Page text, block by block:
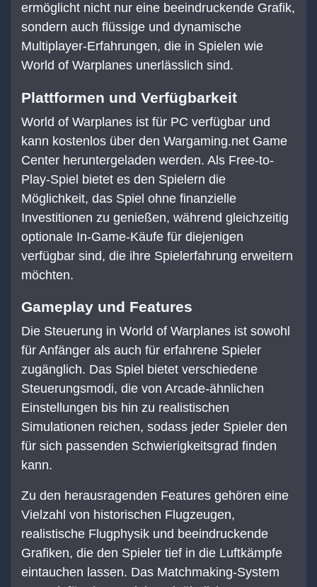
ermöglicht nicht nur eine beeindruckende Grafik,
sondern auch flüssige und dynamische
Multiplayer-Erfahrungen, die in Spielen wie
World of Warplanes unerlässlich sind.
Plattformen und Verfügbarkeit
World of Warplanes ist für PC verfügbar und
kann kostenlos über den Wargaming.net Game
Center heruntergeladen werden. Als Free-to-
Play-Spiel bietet es den Spielern die
Möglichkeit, das Spiel ohne finanzielle
Investitionen zu genießen, während gleichzeitig
optionale In-Game-Käufe für diejenigen
verfügbar sind, die ihre Spielerfahrung erweitern
möchten.
Gameplay und Features
Die Steuerung in World of Warplanes ist sowohl
für Anfänger als auch für erfahrene Spieler
zugänglich. Das Spiel bietet verschiedene
Steuerungsmodi, die von Arcade-ähnlichen
Einstellungen bis hin zu realistischen
Simulationen reichen, sodass jeder Spieler den
für sich passenden Schwierigkeitsgrad finden
kann.
Zu den herausragenden Features gehören eine
Vielzahl von historischen Flugzeugen,
realistische Flugphysik und beeindruckende
Grafiken, die den Spieler tief in die Luftkämpfe
eintauchen lassen. Das Matchmaking-System